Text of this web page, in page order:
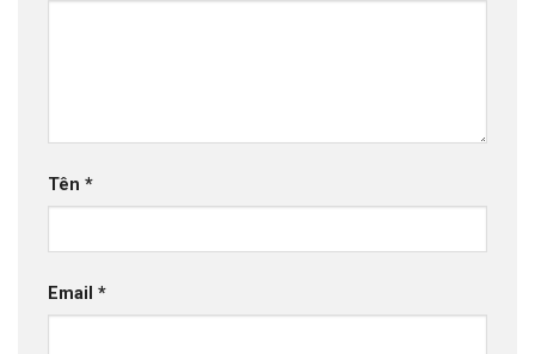
Tên *
Email *